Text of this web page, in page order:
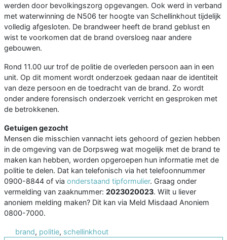
werden door bevolkingszorg opgevangen. Ook werd in verband
met waterwinning de N506 ter hoogte van Schellinkhout tijdelijk
volledig afgesloten. De brandweer heeft de brand geblust en
wist te voorkomen dat de brand oversloeg naar andere
gebouwen.
Rond 11.00 uur trof de politie de overleden persoon aan in een
unit. Op dit moment wordt onderzoek gedaan naar de identiteit
van deze persoon en de toedracht van de brand. Zo wordt
onder andere forensisch onderzoek verricht en gesproken met
de betrokkenen.
Getuigen gezocht
Mensen die misschien vannacht iets gehoord of gezien hebben
in de omgeving van de Dorpsweg wat mogelijk met de brand te
maken kan hebben, worden opgeroepen hun informatie met de
politie te delen. Dat kan telefonisch via het telefoonnummer
0900-8844 of via onderstaand tipformulier. Graag onder
vermelding van zaaknummer: 2023020023. Wilt u liever
anoniem melding maken? Dit kan via Meld Misdaad Anoniem
0800-7000.
brand, politie, schellinkhout